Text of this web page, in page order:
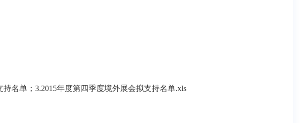
名单；3.2015年度第四季度境外展会拟支持名单.xls